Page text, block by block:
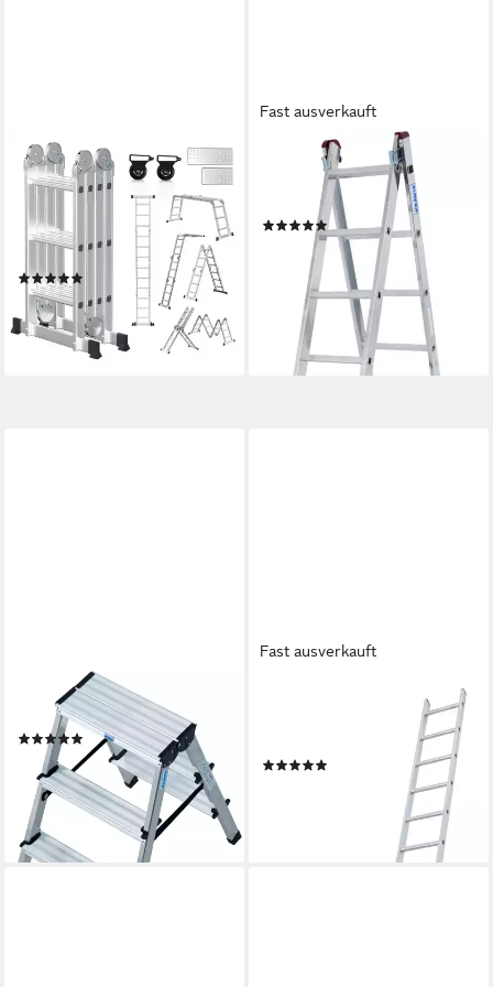
CLANMACY
Vielzweckleiter 6 in 1
Multifunktionsleiter Gerüst
360cm Mehrzweckleiter
Klappleiter
ab 89,59 € UVP 165,88 €
-46%
lieferbar - in 6-7 Werktagen bei dir
Fast ausverkauft
Doppelleiter Corda, 2x8
Sprossen
(21)
ab 115,86 € UVP235,00 €
lieferbar - in 2-3 Werktagen bei dir
KRAUSE
Doppelleiter MONTO Dopplo
(37)
ab 61,55 € UVP109,00 €
-44%
lieferbar - in 2-3 Werktagen bei dir
Fast ausverkauft
Schiebeleiter Corda, 2x11
284,00 €
lieferbar - in 6-8 Werktagen bei dir